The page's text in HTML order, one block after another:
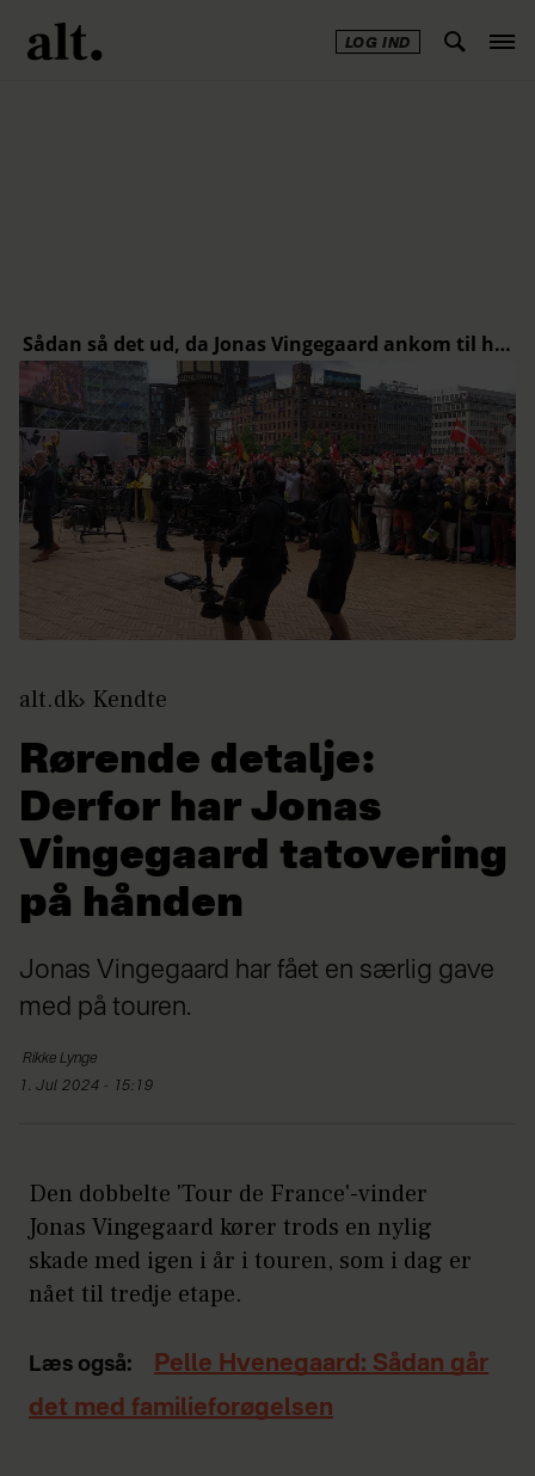
LOG IND
alt.dk Kendte
Rørende detalje:
Derfor har Jonas
Vingegaard tatovering
på hånden
Jonas Vingegaard har fået en særlig gave
med på touren.
Rikke Lynge
1. Jul 2024 - 15:19
Den dobbelte 'Tour de France'-vinder
Jonas Vingegaard kører trods en nylig
skade med igen i år i touren, som i dag er
nået til tredje etape.
Læs også:
Pelle Hvenegaard: Sådan går
det med familieforøgelsen